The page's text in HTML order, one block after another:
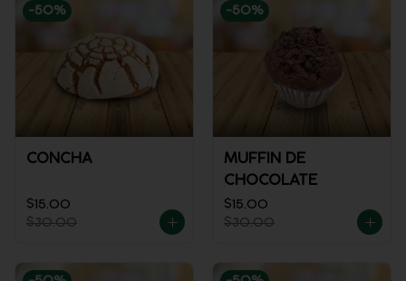
-50%
CONCHA
$15.00
$30.00
-50%
MUFFIN DE
CHOCOLATE
$15.00
$30.00